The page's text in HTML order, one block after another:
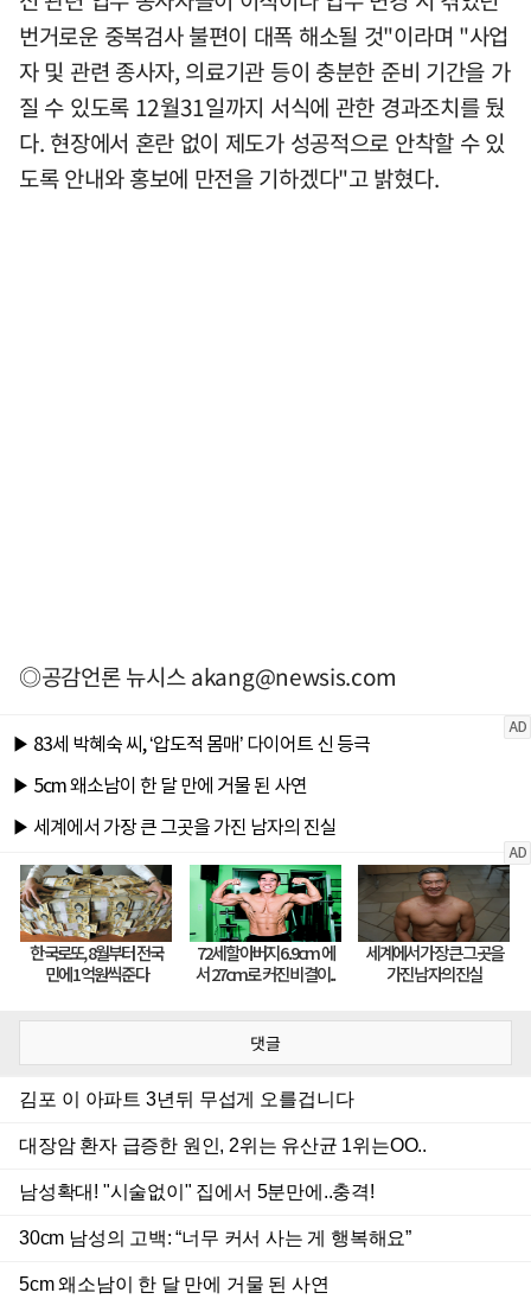
번거로운 중복검사 불편이 대폭 해소될 것"이라며 "사업
자 및 관련 종사자, 의료기관 등이 충분한 준비 기간을 가
질 수 있도록 12월31일까지 서식에 관한 경과조치를 뒀
다. 현장에서 혼란 없이 제도가 성공적으로 안착할 수 있
도록 안내와 홍보에 만전을 기하겠다"고 밝혔다.
◎공감언론 뉴시스akang@newsis.com
댓글